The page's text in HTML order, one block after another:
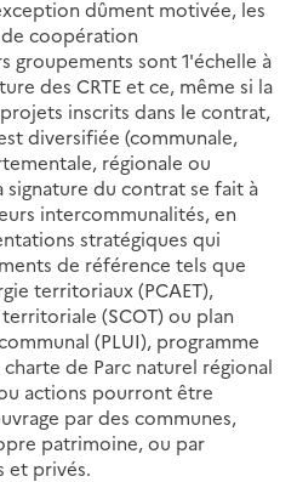
dûment motivée, les
coopération
groupements sont 1'échelle à
des CRTE et ce, même si la
inscrits dans le contrat,
diversifiée (communale,
régionale ou
signature du contrat se fait à
intercommunalités, en
stratégiques qui
de référence tels que
territoriaux (PCAET),
(SCOT) ou plan
(PLUI), programme
de Parc naturel régional
actions pourront être
par des communes,
patrimoine, ou par
et privés.